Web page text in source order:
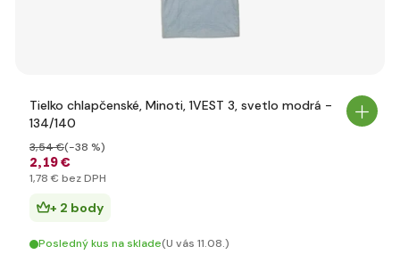
Tielko chlapčenské, Minoti, 1VEST 3, svetlo modrá -
134/140
2,19 €
3,54 €(-38 %)
1,78 € bez DPH
+ 2 body
Posledný kus na sklade(U vás 11.08.)